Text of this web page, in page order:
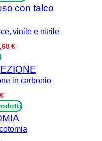
vinile e nitrile
€Fascia
prezzo:
da
9,88 €
82,68 €
in carbonio
€